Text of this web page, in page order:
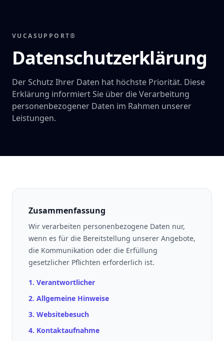
VUCASUPPORT®
Datenschutzerklärung
Der Schutz Ihrer Daten hat höchste Priorität. Diese
Erklärung informiert Sie über die Verarbeitung
personenbezogener Daten im Rahmen unserer
Leistungen.
Zusammenfassung
Wir verarbeiten personenbezogene Daten nur,
wenn es für die Bereitstellung unserer Angebote,
die Kommunikation oder die Erfüllung
gesetzlicher Pflichten erforderlich ist.
1. Verantwortlicher
2. Allgemeine Hinweise
3. Websitebesuch
4. Kontaktaufnahme